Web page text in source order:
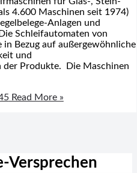
4.600 Maschinen seit 1974)
Anlagen und
Schleifautomaten von
in Bezug auf außergewöhnliche
und
der Produkte. Die Maschinen
Read More »
Versprechen